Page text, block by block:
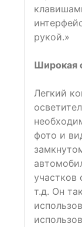
рукой.»
Широкая
Легкий
фото и
участков
т.д. Он